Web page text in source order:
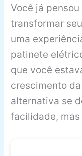
c
e
b
o
o
k
at
s
A
p
p
e
a
Você já
transformar
uma
patinete
que você
crescimento
alternativa se
facilidade,